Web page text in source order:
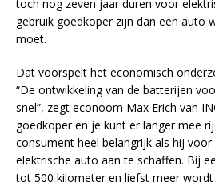
toch nog zeven jaar duren voor
gebruik goedkoper zijn dan een auto
moet.
Dat voorspelt het economisch
“De ontwikkeling van de batterijen
snel”, zegt econoom Max Erich van
goedkoper en je kunt er langer mee
consument heel belangrijk als hij
elektrische auto aan te schaffen. Bij
tot 500 kilometer en liefst meer